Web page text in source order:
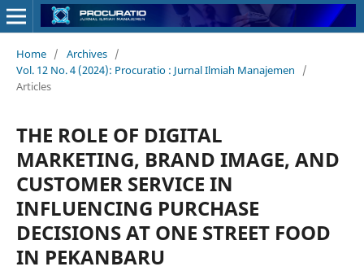
Home / Archives /
Vol. 12 No. 4 (2024): Procuratio : Jurnal Ilmiah Manajemen
/
Articles
THE ROLE OF DIGITAL
MARKETING, BRAND IMAGE, AND
CUSTOMER SERVICE IN
INFLUENCING PURCHASE
DECISIONS AT ONE STREET FOOD
IN PEKANBARU